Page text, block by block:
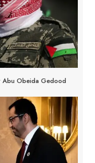
Abu Obeida Gedood